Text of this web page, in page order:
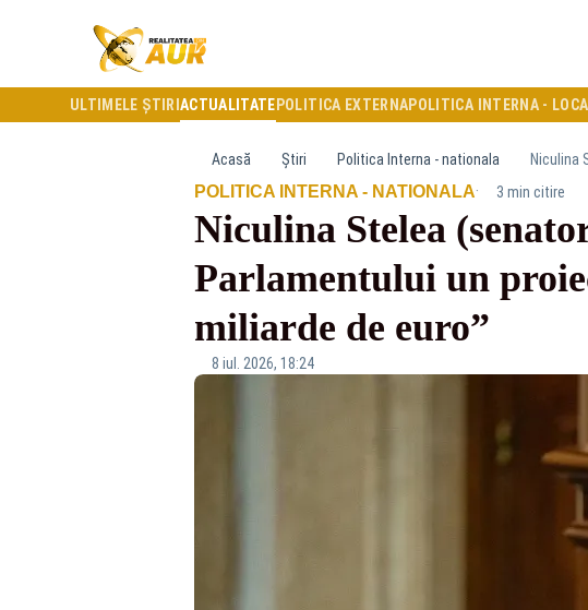
ULTIMELE ȘTIRI ACTUALITATE POLITICA EXTERNAPOLITICA INTERNA -
Acasă Știri Politica Interna - nationala
POLITICA INTERNA - NATIONALA· 3 min citire
Niculina Stelea
Parlamentului un
miliarde de euro”
8 iul. 2026, 18:24